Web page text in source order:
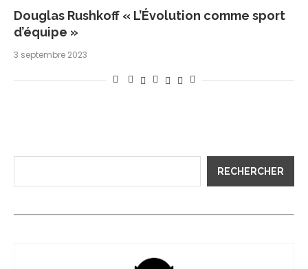
Douglas Rushkoff « L’Évolution comme sport
d’équipe »
3 septembre 2023
RECHERCHER